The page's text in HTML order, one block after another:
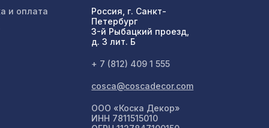
2427 ₽
и оплата
Россия, г. Санкт-
Петербург
3-й Рыбацкий проезд,
д. 3 лит. Б
+ 7 (812) 409 1 555
cosca@coscadecor.com
ООО «Коска Декор»
ИНН 7811515010